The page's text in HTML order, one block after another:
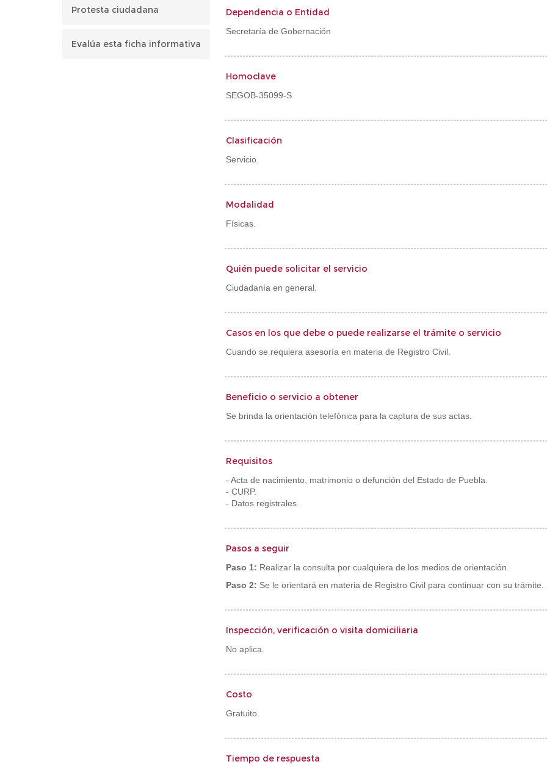
Protesta ciudadana
Evalúa esta ficha informativa
Dependencia o Entidad
Secretaría de Gobernación
Homoclave
SEGOB-35099-S
Clasificación
Servicio.
Modalidad
Físicas.
Quién puede solicitar el servicio
Ciudadanía en general.
Casos en los que debe o puede realizarse el trámite o servicio
Cuando se requiera asesoría en materia de Registro Civil.
Beneficio o servicio a obtener
Se brinda la orientación telefónica para la captura de sus actas.
Requisitos
- Acta de nacimiento, matrimonio o defunción del Estado de Puebla.
- CURP.
- Datos registrales.
Pasos a seguir
Paso 1: Realizar la consulta por cualquiera de los medios de orientación.
Paso 2: Se le orientará en materia de Registro Civil para continuar con su trámite.
Inspección, verificación o visita domiciliaria
No aplica.
Costo
Gratuito.
Tiempo de respuesta